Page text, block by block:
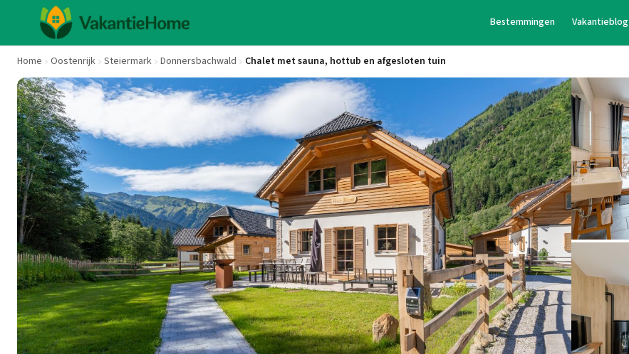
Bestemmingen Vakantieblog
Home Oostenrijk Steiermark Donnersbachwald Chalet met sauna, hottub en afgesloten tuin